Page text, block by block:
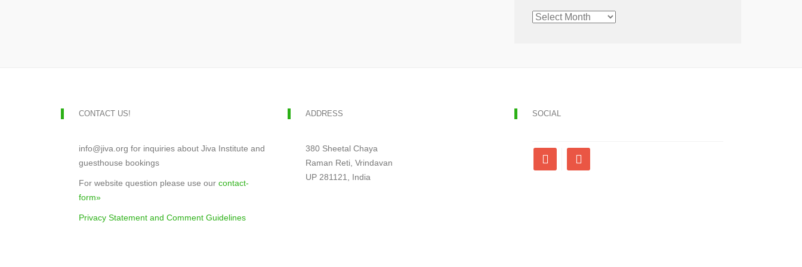
CHRONOLOGICAL
ARCHIVE
CONTACT US!
info@jiva.org for inquiries about Jiva Institute and
guesthouse bookings
For website question please use our contact-
form»
Privacy Statement and Comment Guidelines
ADDRESS
380 Sheetal Chaya
Raman Reti, Vrindavan
UP 281121, India
SOCIAL